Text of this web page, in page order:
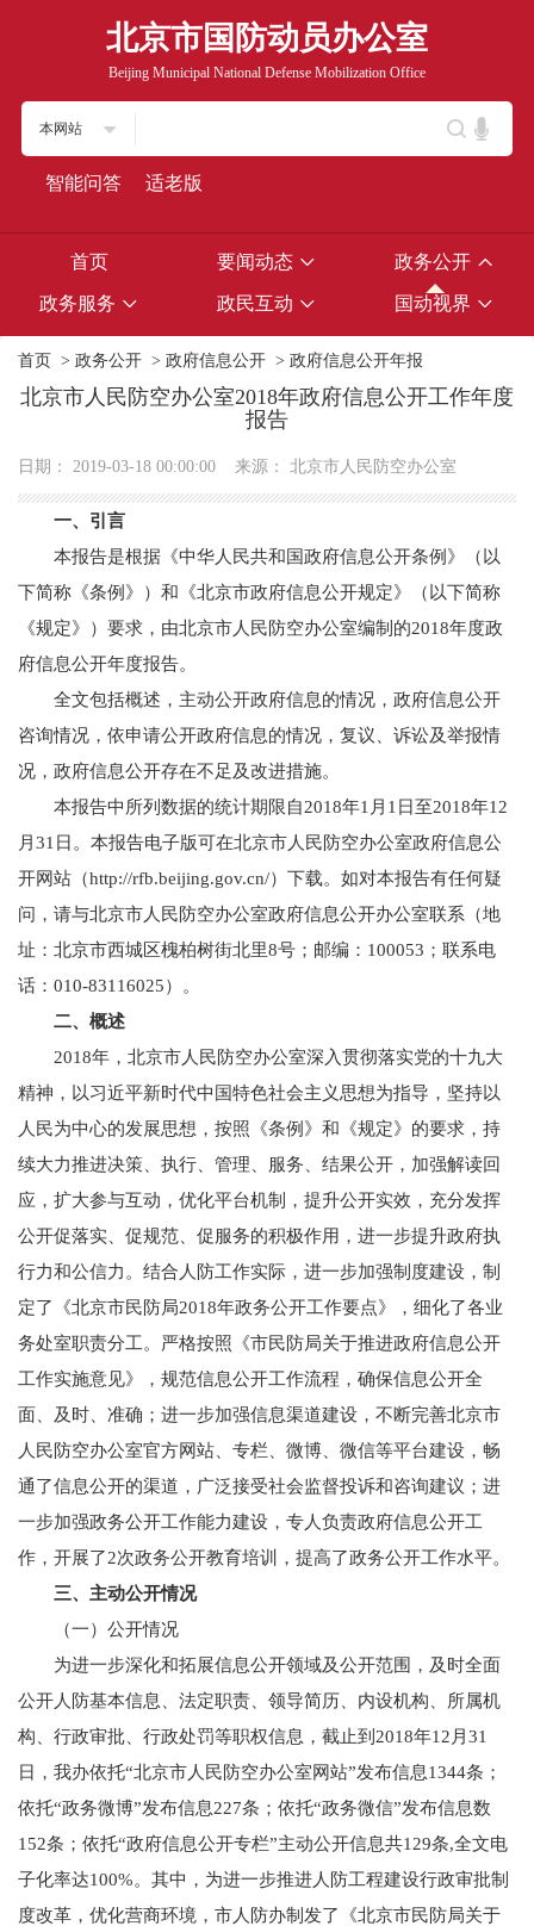
北京市国防动员办公室
Beijing Municipal National Defense Mobilization Office
本网站
智能问答 适老版
首页 要闻动态 政务公开
政务服务 政民互动 国动视界
首页 > 政务公开 > 政府信息公开 > 政府信息公开年报
北京市人民防空办公室2018年政府信息公开工作年度
报告
日期： 2019-03-18 00:00:00 来源： 北京市人民防空办公室
一、引言
本报告是根据《中华人民共和国政府信息公开条例》（以
下简称《条例》）和《北京市政府信息公开规定》（以下简称
《规定》）要求，由北京市人民防空办公室编制的2018年度政
府信息公开年度报告。
全文包括概述，主动公开政府信息的情况，政府信息公开
咨询情况，依申请公开政府信息的情况，复议、诉讼及举报情
况，政府信息公开存在不足及改进措施。
本报告中所列数据的统计期限自2018年1月1日至2018年12
月31日。本报告电子版可在北京市人民防空办公室政府信息公
开网站（http://rfb.beijing.gov.cn/）下载。如对本报告有任何疑
问，请与北京市人民防空办公室政府信息公开办公室联系（地
址：北京市西城区槐柏树街北里8号；邮编：100053；联系电
话：010-83116025）。
二、概述
2018年，北京市人民防空办公室深入贯彻落实党的十九大
精神，以习近平新时代中国特色社会主义思想为指导，坚持以
人民为中心的发展思想，按照《条例》和《规定》的要求，持
续大力推进决策、执行、管理、服务、结果公开，加强解读回
应，扩大参与互动，优化平台机制，提升公开实效，充分发挥
公开促落实、促规范、促服务的积极作用，进一步提升政府执
行力和公信力。结合人防工作实际，进一步加强制度建设，制
定了《北京市民防局2018年政务公开工作要点》，细化了各业
务处室职责分工。严格按照《市民防局关于推进政府信息公开
工作实施意见》，规范信息公开工作流程，确保信息公开全
面、及时、准确；进一步加强信息渠道建设，不断完善北京市
人民防空办公室官方网站、专栏、微博、微信等平台建设，畅
通了信息公开的渠道，广泛接受社会监督投诉和咨询建议；进
一步加强政务公开工作能力建设，专人负责政府信息公开工
作，开展了2次政务公开教育培训，提高了政务公开工作水平。
三、主动公开情况
（一）公开情况
为进一步深化和拓展信息公开领域及公开范围，及时全面
公开人防基本信息、法定职责、领导简历、内设机构、所属机
构、行政审批、行政处罚等职权信息，截止到2018年12月31
日，我办依托“北京市人民防空办公室网站”发布信息1344条；
依托“政务微博”发布信息227条；依托“政务微信”发布信息数
152条；依托“政府信息公开专栏”主动公开信息共129条,全文电
子化率达100%。其中，为进一步推进人防工程建设行政审批制
度改革，优化营商环境，市人防办制发了《北京市民防局关于